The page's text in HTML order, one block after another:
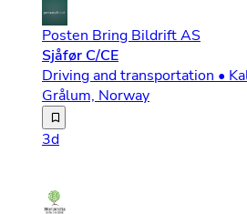
Posten Bring Bildrift AS
Sjåfør C/CE
Driving and transportation •
Grålum, Norway
Vår kunde Østfold-regionen i
3d